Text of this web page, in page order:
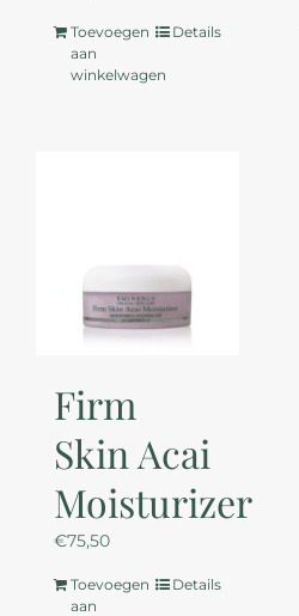
Toevoegen
aan
winkelwagen
Details
Firm
Skin Acai
Moisturizer
€75,50
Toevoegen
aan
Details